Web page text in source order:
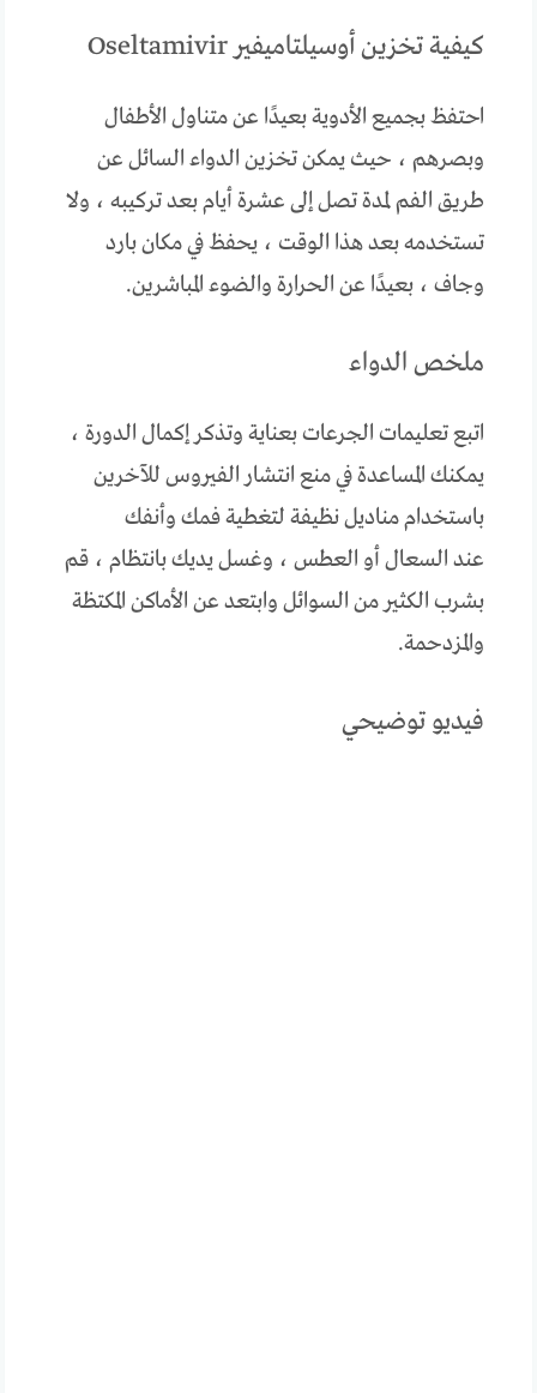
كيفية تخزين أوسيلتاميفير Oseltamivir
احتفظ بجميع الأدوية بعيدًا عن متناول الأطفال
وبصرهم ، حيث يمكن تخزين الدواء السائل عن
طريق الفم لمدة تصل إلى عشرة أيام بعد تركيبه ، ولا
تستخدمه بعد هذا الوقت ، يحفظ في مكان بارد
وجاف ، بعيدًا عن الحرارة والضوء المباشرين.
ملخص الدواء
اتبع تعليمات الجرعات بعناية وتذكر إكمال الدورة ،
يمكنك المساعدة في منع انتشار الفيروس للآخرين
باستخدام مناديل نظيفة لتغطية فمك وأنفك
عند السعال أو العطس ، وغسل يديك بانتظام ، قم
بشرب الكثير من السوائل وابتعد عن الأماكن المكتظة
والمزدحمة.
فيديو توضيحي